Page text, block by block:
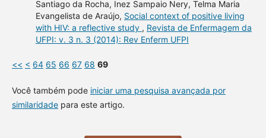
Santiago da Rocha, Inez Sampaio Nery, Telma Maria
Evangelista de Araújo, Social context of positive living
with HIV: a reflective study , Revista de Enfermagem da
UFPI: v. 3 n. 3 (2014): Rev Enferm UFPI
<< < 64 65 66 67 68 69
Você também pode iniciar uma pesquisa avançada por
similaridadepara este artigo.